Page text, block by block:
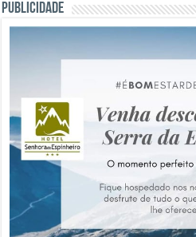
PUBLICIDADE